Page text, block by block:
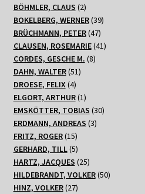
BÖHMLER, CLAUS 22
Produkte
BOKELBERG, WERNER 3939
BRÜCHMANN, PETER 4747
Produkte
CLAUSEN, ROSEMARIE 4141
CORDES, GESCHE M. 88
DAHN, WALTER 5151
DROESE, FELIX 44
Produkte
ELGORT, ARTHUR 11
Produkt
EMSKÖTTER, TOBIAS 3030
ERDMANN, ANDREAS 33
FRITZ, ROGER 1515
Produkte
GERHARD, TILL 55
Produkte
HARTZ, JACQUES 2525
Produkte
HILDEBRANDT, VOLKER 5050
HINZ, VOLKER 2727